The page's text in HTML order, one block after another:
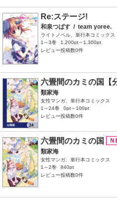
Re:ステージ!
和泉つばす / team yoree.
ライトノベル、単行本コミックス
1～3巻
1,200pt～1,300pt
レビュー投稿数0件
六畳間のカミの国【
類家海
女性マンガ、単行本コミックス
1～24巻
0pt～100pt
レビュー投稿数0件
六畳間のカミの国
類家海
女性マンガ、単行本コミックス
1～2巻
840pt
レビュー投稿数0件